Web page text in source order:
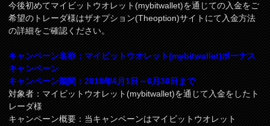
今後初めてマイビットウオレット(mybitwallet)を通じての入金をご
希望のトレーダ様はザオプション(Theoption)サイトにて入金方法
の詳細をご確認ください。
キャンペーン名称：マイビットウオレット(mybitwallet)ボーナス
キャンペーン
キャンペーン期間：2018年4月1日～6月30日まで
対象者：マイビットウオレット(mybitwallet)を通じて入金をしたト
レーダ様
キャンペーン概要：当キャンペーンはマイビットウオレット